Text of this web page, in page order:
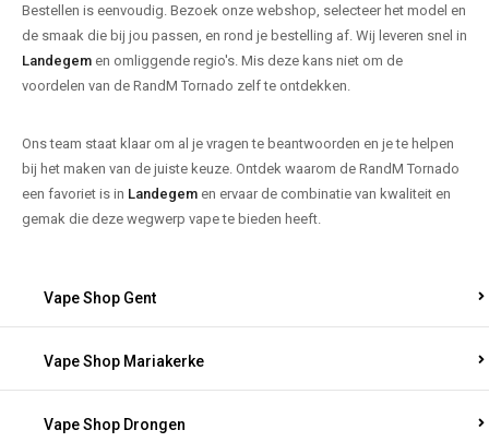
Bestellen is eenvoudig. Bezoek onze webshop, selecteer het model en
de smaak die bij jou passen, en rond je bestelling af. Wij leveren snel in
Landegem en omliggende regio's. Mis deze kans niet om de
voordelen van de RandM Tornado zelf te ontdekken.
Ons team staat klaar om al je vragen te beantwoorden en je te helpen
bij het maken van de juiste keuze. Ontdek waarom de RandM Tornado
een favoriet is in Landegem en ervaar de combinatie van kwaliteit en
gemak die deze wegwerp vape te bieden heeft.
Vape Shop Gent
Vape Shop Mariakerke
Vape Shop Drongen